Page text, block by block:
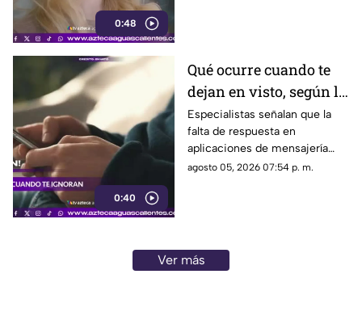
0:48
0:40
Qué ocurre cuando te
dejan en visto, según la
psicología
Especialistas señalan que la
falta de respuesta en
aplicaciones de mensajería
puede tener efectos
agosto 05, 2026 07:54 p. m.
Ver más